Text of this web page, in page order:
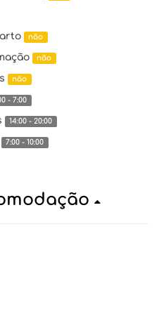
não
não
não
- 7:00
14:00 - 20:00
7:00 - 10:00